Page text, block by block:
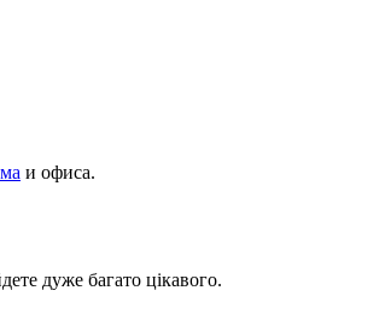
и офиса.
дуже багато цікавого.